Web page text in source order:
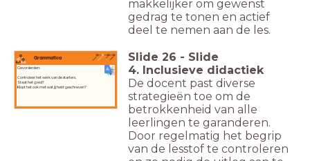
makkelijker om gewenst
gedrag te tonen en actief
deel te nemen aan de les.
Grammatica
Gevorderden:
Controleer het werk van de starters.
Staat het goed?
Klopt het ook met wat jij hebt geschreven?
Slide 26 - Slide
4. Inclusieve didactiek
De docent past diverse
strategieën toe om de
betrokkenheid van alle
leerlingen te garanderen.
Door regelmatig het begrip
van de lesstof te controleren